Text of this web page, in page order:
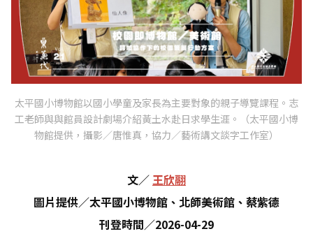
太平國小博物館以國小學童及家長為主要對象的親子導覽課程。志
工老師與與館員設計劇場介紹黃土水赴日求學生涯。（太平國小博
物館提供，攝影／唐惟真，協力／藝術講文談字工作室）
文／ 王欣翮
圖片提供／太平國小博物館、北師美術館、蔡紫德
刊登時間／2026-04-29